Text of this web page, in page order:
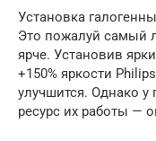
Установка
Это пожалуй самый
ярче. Установив
+150% яркости
улучшится. Однако
ресурс их работы —